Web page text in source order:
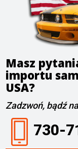
Masz
importu
USA?
Zadzwoń, bądź
730-